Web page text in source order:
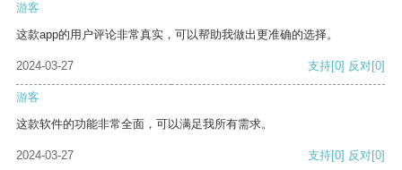
游客
这款app的用户评论非常真实，可以帮助我做出更准确的选择。
2024-03-27 支持[0] 反对[0]
游客
这款软件的功能非常全面，可以满足我所有需求。
2024-03-27 支持[0] 反对[0]